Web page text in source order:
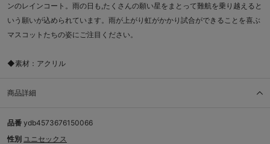
ンのレインコート。雨の日も,たくさんの願い星をまとって難航を乗り越えると
いう願いが込められています。雨が上がり虹がかかり試合ができることを喜ぶ
マスコットたちの姿にご注目ください。
◆素材：アクリル
商品詳細
品番 ydb4573676150066
性別 ユニセックス